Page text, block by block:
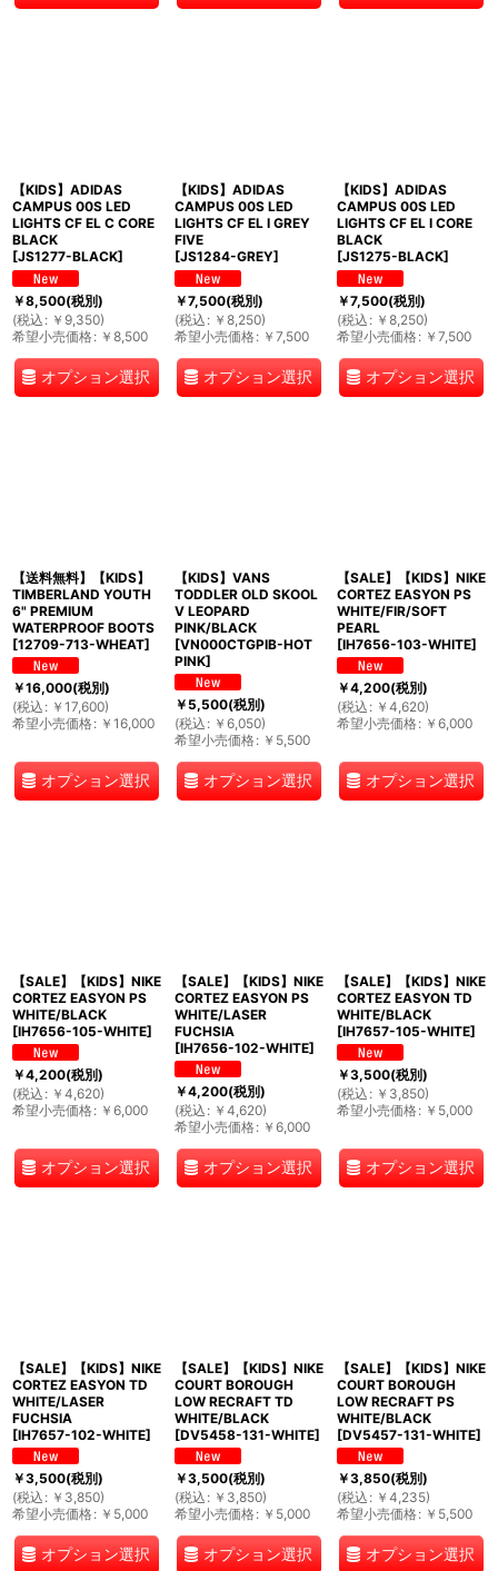
【KIDS】ADIDAS
CAMPUS 00S LED
LIGHTS CF EL C CORE
BLACK
[JS1277-BLACK]
￥8,500(税別)
(税込 : ￥ 9,350)
希望小売価格: ￥ 8,500
オプション選択
【KIDS】ADIDAS
CAMPUS 00S LED
LIGHTS CF EL I GREY
FIVE
[JS1284-GREY]
￥7,500(税別)
(税込 : ￥ 8,250)
希望小売価格: ￥ 7,500
オプション選択
【KIDS】ADIDAS
CAMPUS 00S LED
LIGHTS CF EL I CORE
BLACK
[JS1275-BLACK]
￥7,500(税別)
(税込 : ￥ 8,250)
希望小売価格: ￥ 7,500
オプション選択
【送料無料】【KIDS】
TIMBERLAND YOUTH
6" PREMIUM
WATERPROOF BOOTS
[12709-713-WHEAT]
￥16,000(税別)
(税込 : ￥ 17,600)
希望小売価格: ￥ 16,000
オプション選択
【KIDS】VANS
TODDLER OLD SKOOL
V LEOPARD
PINK/BLACK
[VN000CTGPIB-HOT
PINK]
￥5,500(税別)
(税込 : ￥ 6,050)
希望小売価格: ￥ 5,500
オプション選択
【SALE】【KIDS】NIKE
CORTEZ EASYON PS
WHITE/FIR/SOFT
PEARL
[IH7656-103-WHITE]
￥4,200(税別)
(税込 : ￥ 4,620)
希望小売価格: ￥ 6,000
オプション選択
【SALE】【KIDS】NIKE
CORTEZ EASYON PS
WHITE/BLACK
[IH7656-105-WHITE]
￥4,200(税別)
(税込 : ￥ 4,620)
希望小売価格: ￥ 6,000
オプション選択
【SALE】【KIDS】NIKE
CORTEZ EASYON PS
WHITE/LASER
FUCHSIA
[IH7656-102-WHITE]
￥4,200(税別)
(税込 : ￥ 4,620)
希望小売価格: ￥ 6,000
オプション選択
【SALE】【KIDS】NIKE
CORTEZ EASYON TD
WHITE/BLACK
[IH7657-105-WHITE]
￥3,500(税別)
(税込 : ￥ 3,850)
希望小売価格: ￥ 5,000
オプション選択
【SALE】【KIDS】NIKE
CORTEZ EASYON TD
WHITE/LASER
FUCHSIA
[IH7657-102-WHITE]
￥3,500(税別)
(税込 : ￥ 3,850)
希望小売価格: ￥ 5,000
オプション選択
【SALE】【KIDS】NIKE
COURT BOROUGH
LOW RECRAFT TD
WHITE/BLACK
[DV5458-131-WHITE]
￥3,500(税別)
(税込 : ￥ 3,850)
希望小売価格: ￥ 5,000
オプション選択
【SALE】【KIDS】NIKE
COURT BOROUGH
LOW RECRAFT PS
WHITE/BLACK
[DV5457-131-WHITE]
￥3,850(税別)
(税込 : ￥ 4,235)
希望小売価格: ￥ 5,500
オプション選択